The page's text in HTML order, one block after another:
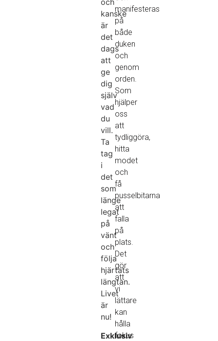
och
kanske
är
det
dags
att
ge
dig
själv
vad
du
vill.
Ta
tag
i
det
som
länge
legat
på
vänt
och
följa
hjärtats
längtan.
Livet
är
nu!
Exklusiv
manifesteras
på
både
duken
och
genom
orden.
Som
hjälper
oss
att
tydliggöra,
hitta
modet
och
få
pusselbitarna
att
falla
på
plats.
Det
gör
att
vi
lättare
kan
hålla
fokus